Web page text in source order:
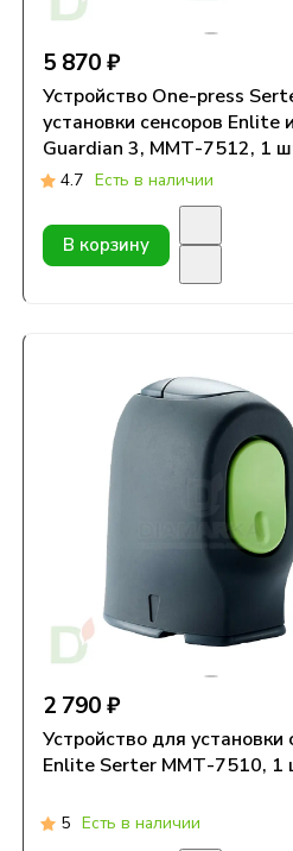
5 870 ₽
Устройство One-press
установки сенсоров Enlite и
Guardian 3, ММТ-7512, 1
4.7 Есть в наличии
В корзину
2 790 ₽
Устройство для установки
Enlite Serter ММТ-7510, 1
5 Есть в наличии